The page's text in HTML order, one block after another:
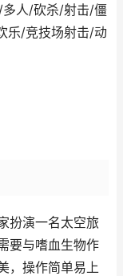
人/砍杀/射击/僵
乐/竞技场射击/动
扮演一名太空旅
要与嗜血生物作
，操作简单易上